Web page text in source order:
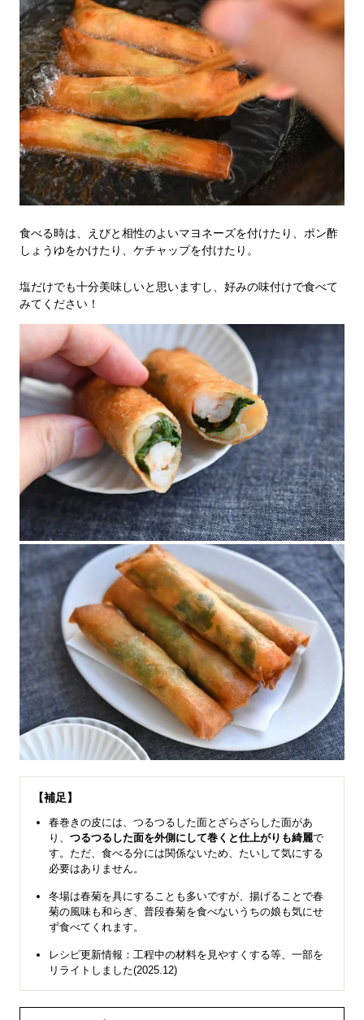
食べる時は、えびと相性のよいマヨネーズを付けたり、ポン酢
しょうゆをかけたり、ケチャップを付けたり。
塩だけでも十分美味しいと思いますし、好みの味付けで食べて
みてください！
【補足】
春巻きの皮には、つるつるした面とざらざらした面があ
り、 つるつるした面を外側にして巻くと仕上がりも綺麗で
す。ただ、食べる分には関係ないため、たいして気にする
必要はありません。
冬場は春菊を具にすることも多いですが、揚げることで春
菊の風味も和らぎ、普段春菊を食べないうちの娘も気にせ
ず食べてくれます。
レシピ更新情報：工程中の材料を見やすくする等、一部を
リライトしました(2025.12)